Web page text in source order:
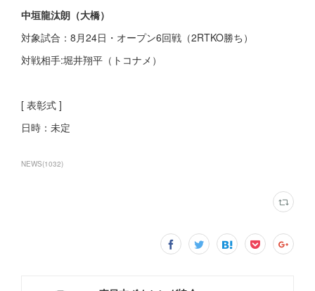
中垣龍汰朗（大橋）
対象試合：8月24日・オープン6回戦（2RTKO勝ち）
対戦相手:堀井翔平（トコナメ）
[ 表彰式 ]
日時：未定
NEWS(1032)